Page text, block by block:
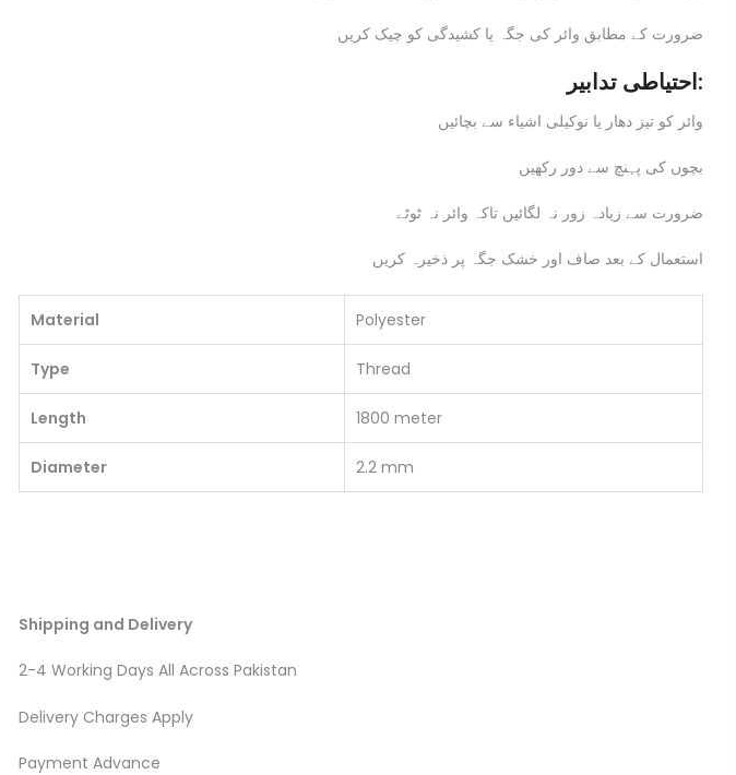
ضرورت کے مطابق وائر کی جگہ یا کشیدگی کو چیک کریں
احتیاطی تدابیر:
وائر کو تیز دھار یا نوکیلی اشیاء سے بچائیں
بچوں کی پہنچ سے دور رکھیں
ضرورت سے زیادہ زور نہ لگائیں تاکہ وائر نہ ٹوٹے
استعمال کے بعد صاف اور خشک جگہ پر ذخیرہ کریں
Material Polyester
Type Thread
Length 1800 meter
Diameter 2.2 mm
Shipping and Delivery
2-4 Working Days All Across Pakistan
Delivery Charges Apply
Payment Advance